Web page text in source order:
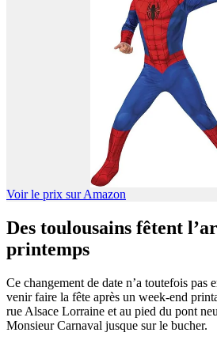
Voir le prix sur Amazon
Des toulousains fêtent
printemps
Ce changement de date n’a toutefois pas
venir faire la fête après un week-end
rue Alsace Lorraine et au pied du pont
Monsieur Carnaval jusque sur le bucher.